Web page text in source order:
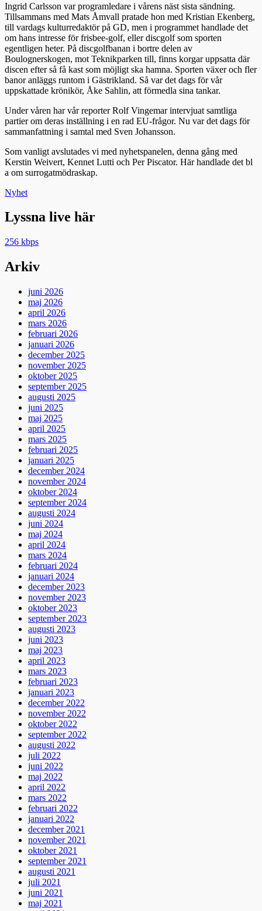
Ingrid Carlsson var programledare i vårens näst sista sändning.
Tillsammans med Mats Åmvall pratade hon med Kristian Ekenberg,
till vardags kulturredaktör på GD, men i programmet handlade det
om hans intresse för frisbee-golf, eller discgolf som sporten
egentligen heter. På discgolfbanan i bortre delen av
Boulognerskogen, mot Teknikparken till, finns korgar uppsatta där
discen efter så få kast som möjligt ska hamna. Sporten växer och fler
banor anläggs runtom i Gästrikland. Så var det dags för vår
uppskattade krönikör, Åke Sahlin, att förmedla sina tankar.
Under våren har vår reporter Rolf Vingemar intervjuat samtliga
partier om deras inställning i en rad EU-frågor. Nu var det dags för
sammanfattning i samtal med Sven Johansson.
Som vanligt avslutades vi med nyhetspanelen, denna gång med
Kerstin Weivert, Kennet Lutti och Per Piscator. Här handlade det bl
a om surrogatmödraskap.
Kategorier
Nyhet
Lyssna live här
256 kbps
Arkiv
juni 2026
maj 2026
april 2026
mars 2026
februari 2026
januari 2026
december 2025
november 2025
oktober 2025
september 2025
augusti 2025
juni 2025
maj 2025
april 2025
mars 2025
februari 2025
januari 2025
december 2024
november 2024
oktober 2024
september 2024
augusti 2024
juni 2024
maj 2024
april 2024
mars 2024
februari 2024
januari 2024
december 2023
november 2023
oktober 2023
september 2023
augusti 2023
juni 2023
maj 2023
april 2023
mars 2023
februari 2023
januari 2023
december 2022
november 2022
oktober 2022
september 2022
augusti 2022
juli 2022
juni 2022
maj 2022
april 2022
mars 2022
februari 2022
januari 2022
december 2021
november 2021
oktober 2021
september 2021
augusti 2021
juli 2021
juni 2021
maj 2021